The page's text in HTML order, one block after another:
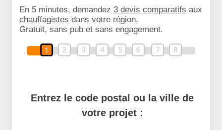
En 5 minutes, demandez 3 devis comparatifs aux
chauffagistes dans votre région.
Gratuit, sans pub et sans engagement.
1 2 3 4 5 6 7 8
Entrez le code postal ou la ville de
votre projet :